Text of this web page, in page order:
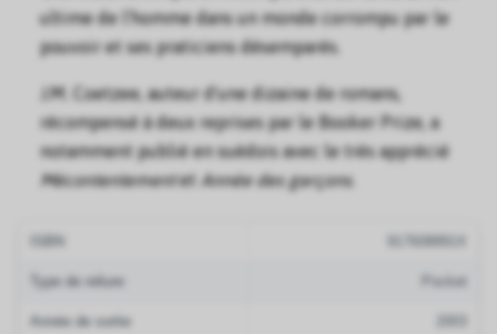
ultime de l'homme dans un monde corrompu par le
pouvoir et ses praticiens désemparés.
J.M. Coetzee, auteur d'une dizaine de romans,
récompensé à deux reprises par le Booker Prize, a
notamment publié en suédois avec le très apprécié
Mécontentementet Année des garçons.
Type de reliure Pocket
Année de sortie